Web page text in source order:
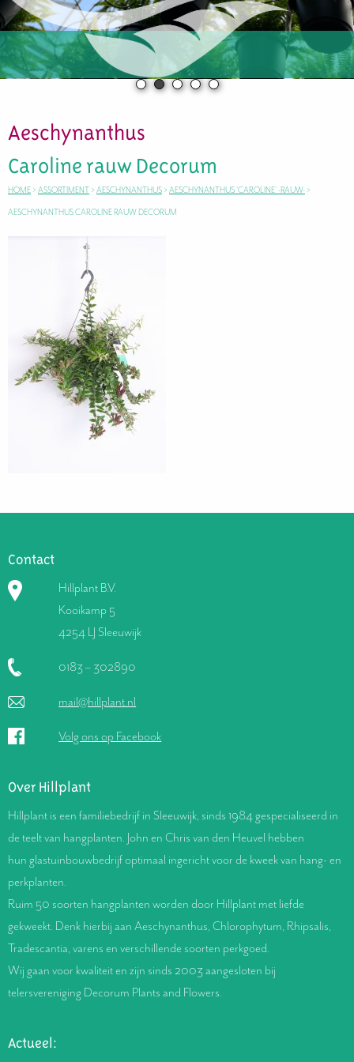
Aeschynanthus
Caroline rauw Decorum
HOME > ASSORTIMENT > AESCHYNANTHUS > AESCHYNANTHUS ‘CAROLINE’ -RAUW- >
AESCHYNANTHUS CAROLINE RAUW DECORUM
Contact
Hillplant B.V.
Kooikamp 5
4254 LJ Sleeuwijk
0183 – 302890
mail@hillplant.nl
Volg ons op Facebook
Over Hillplant
Hillplant is een familiebedrijf in Sleeuwijk, sinds 1984 gespecialiseerd in
de teelt van hangplanten. John en Chris van den Heuvel hebben
hun glastuinbouwbedrijf optimaal ingericht voor de kweek van hang- en
perkplanten.
Ruim 50 soorten hangplanten worden door Hillplant met liefde
gekweekt. Denk hierbij aan Aeschynanthus, Chlorophytum, Rhipsalis,
Tradescantia, varens en verschillende soorten perkgoed.
Wij gaan voor kwaliteit en zijn sinds 2003 aangesloten bij
telersvereniging Decorum Plants and Flowers.
Actueel: